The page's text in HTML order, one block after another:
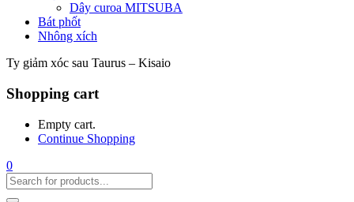
Dây curoa MITSUBA
Bát phốt
Nhông xích
Ty giảm xóc sau Taurus – Kisaio
Shopping cart
Empty cart.
Continue Shopping
0